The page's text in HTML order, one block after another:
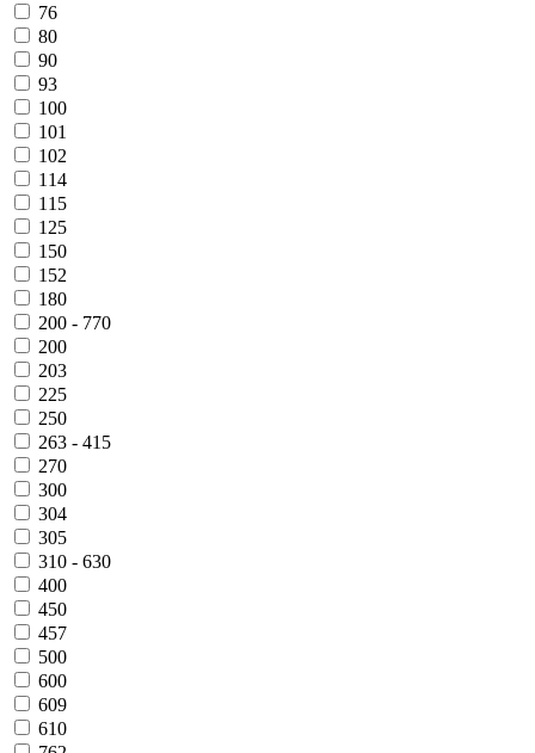
76
80
90
93
100
101
102
114
115
125
150
152
180
200 - 770
200
203
225
250
263 - 415
270
300
304
305
310 - 630
400
450
457
500
600
609
610